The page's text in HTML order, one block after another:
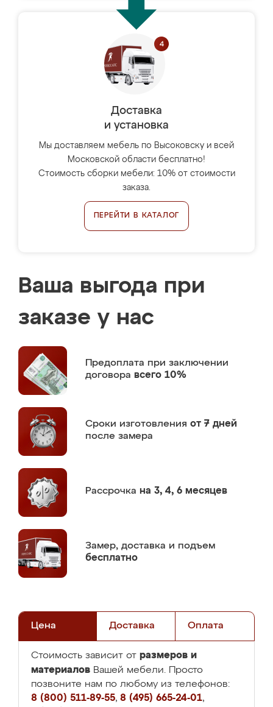
Доставка
и установка
Мы доставляем мебель по Высоковску и всей
Московской области бесплатно!
Стоимость сборки мебели: 10% от стоимости
заказа.
ПЕРЕЙТИ В КАТАЛОГ
Ваша выгода при
заказе у нас
Предоплата при заключении
договора всего 10%
Сроки изготовления от 7 дней
после замера
Рассрочка на 3, 4, 6 месяцев
Замер, доставка и подъем
бесплатно
Цена Доставка Оплата
Стоимость зависит от размеров и
материалов Вашей мебели. Просто
позвоните нам по любому из телефонов:
8 (800) 511-89-55, 8 (495) 665-24-01,